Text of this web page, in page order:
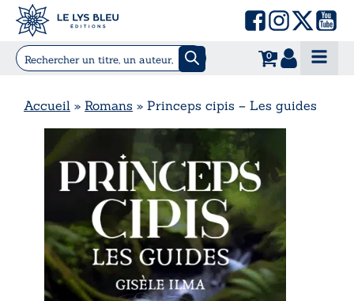
0
Accueil » Romans » Princeps cipis – Les guides